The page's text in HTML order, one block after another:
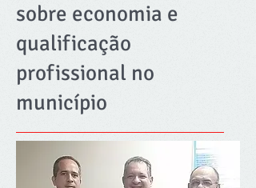
sobre economia e
qualificação
profissional no
município